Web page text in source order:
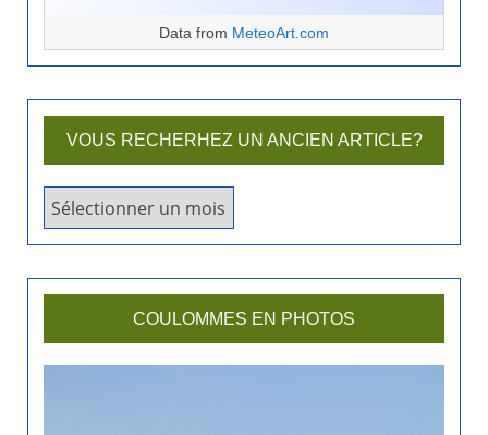
Data from MeteoArt.com
VOUS RECHERHEZ UN ANCIEN ARTICLE?
V
o
u
s
COULOMMES EN PHOTOS